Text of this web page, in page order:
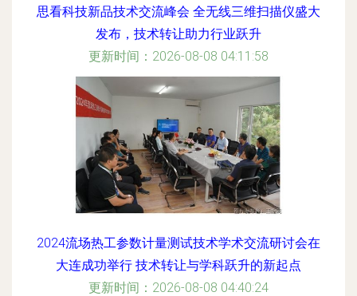
思看科技新品技术交流峰会 全无线三维扫描仪盛大
发布，技术转让助力行业跃升
更新时间：2026-08-08 04:11:58
2024流场热工参数计量测试技术学术交流研讨会在
大连成功举行 技术转让与学科跃升的新起点
更新时间：2026-08-08 04:40:24